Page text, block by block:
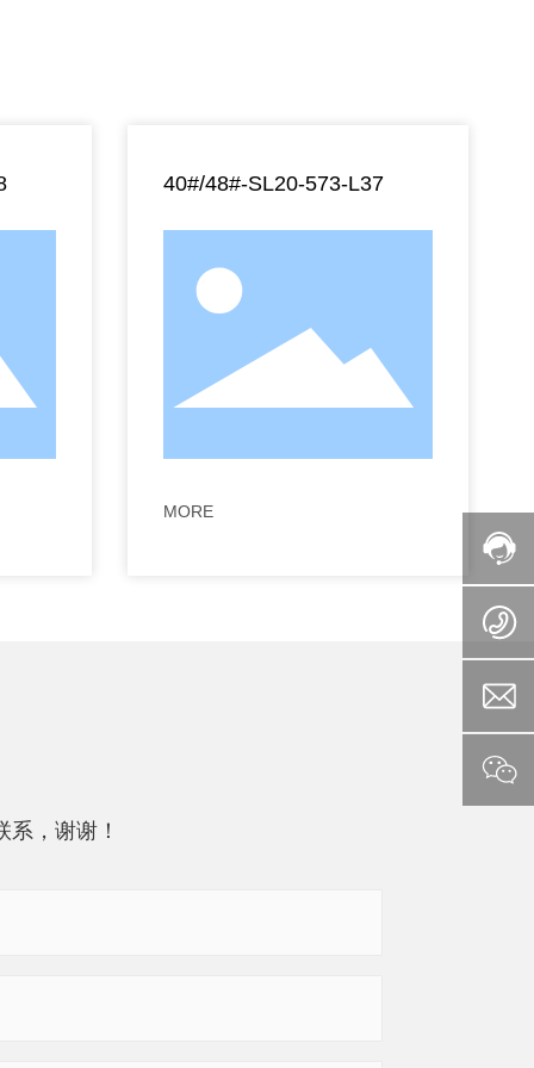
40#/48#-SL20-573-L37
MORE
，谢谢！